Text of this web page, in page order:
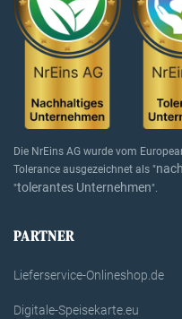
Die NrEins AG wurde vom
Tolerance ausgezeichnet als "
"tolerantes Unternehmen".
PARTNER
Lieferservice-Onlineshop.de
Digitale-Speisekarte.eu